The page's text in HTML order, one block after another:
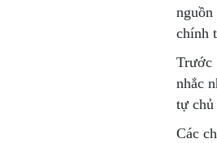
chính
Trước
nhắc
tự chủ
Các